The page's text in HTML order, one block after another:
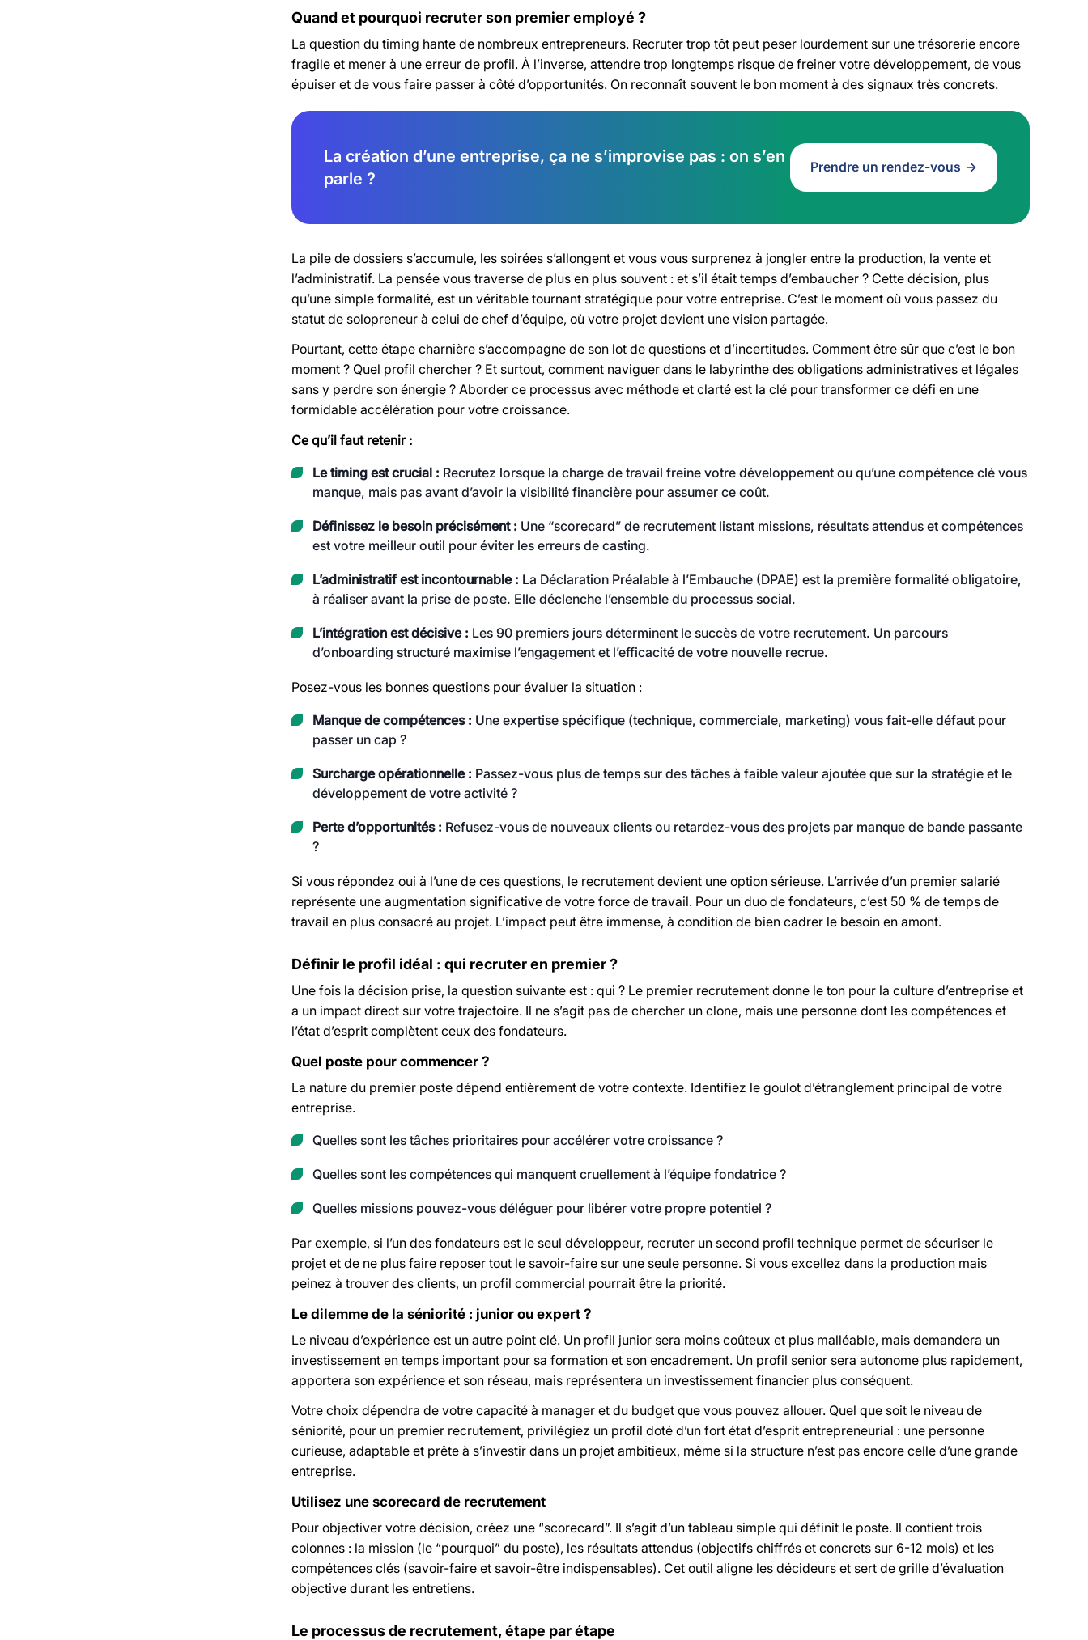
Quand et pourquoi recruter son premier employé ?
La question du timing hante de nombreux entrepreneurs. Recruter trop tôt peut peser lourdement sur une trésorerie encore
fragile et mener à une erreur de profil. À l’inverse, attendre trop longtemps risque de freiner votre développement, de vous
épuiser et de vous faire passer à côté d’opportunités. On reconnaît souvent le bon moment à des signaux très concrets.
La création d’une entreprise, ça ne s’improvise pas : on s’en
parle ?
Prendre un rendez-vous
La pile de dossiers s’accumule, les soirées s’allongent et vous vous surprenez à jongler entre la production, la vente et
l’administratif. La pensée vous traverse de plus en plus souvent : et s’il était temps d’embaucher ? Cette décision, plus
qu’une simple formalité, est un véritable tournant stratégique pour votre entreprise. C’est le moment où vous passez du
statut de solopreneur à celui de chef d’équipe, où votre projet devient une vision partagée.
Pourtant, cette étape charnière s’accompagne de son lot de questions et d’incertitudes. Comment être sûr que c’est le bon
moment ? Quel profil chercher ? Et surtout, comment naviguer dans le labyrinthe des obligations administratives et légales
sans y perdre son énergie ? Aborder ce processus avec méthode et clarté est la clé pour transformer ce défi en une
formidable accélération pour votre croissance.
Ce qu’il faut retenir :
Le timing est crucial : Recrutez lorsque la charge de travail freine votre développement ou qu’une compétence clé vous
manque, mais pas avant d’avoir la visibilité financière pour assumer ce coût.
Définissez le besoin précisément : Une “scorecard” de recrutement listant missions, résultats attendus et compétences
est votre meilleur outil pour éviter les erreurs de casting.
L’administratif est incontournable : La Déclaration Préalable à l’Embauche (DPAE) est la première formalité obligatoire,
à réaliser avant la prise de poste. Elle déclenche l’ensemble du processus social.
L’intégration est décisive : Les 90 premiers jours déterminent le succès de votre recrutement. Un parcours
d’onboarding structuré maximise l’engagement et l’efficacité de votre nouvelle recrue.
Posez-vous les bonnes questions pour évaluer la situation :
Manque de compétences : Une expertise spécifique (technique, commerciale, marketing) vous fait-elle défaut pour
passer un cap ?
Surcharge opérationnelle : Passez-vous plus de temps sur des tâches à faible valeur ajoutée que sur la stratégie et le
développement de votre activité ?
Perte d’opportunités : Refusez-vous de nouveaux clients ou retardez-vous des projets par manque de bande passante
?
Si vous répondez oui à l’une de ces questions, le recrutement devient une option sérieuse. L’arrivée d’un premier salarié
représente une augmentation significative de votre force de travail. Pour un duo de fondateurs, c’est 50 % de temps de
travail en plus consacré au projet. L’impact peut être immense, à condition de bien cadrer le besoin en amont.
Définir le profil idéal : qui recruter en premier ?
Une fois la décision prise, la question suivante est : qui ? Le premier recrutement donne le ton pour la culture d’entreprise et
a un impact direct sur votre trajectoire. Il ne s’agit pas de chercher un clone, mais une personne dont les compétences et
l’état d’esprit complètent ceux des fondateurs.
Quel poste pour commencer ?
La nature du premier poste dépend entièrement de votre contexte. Identifiez le goulot d’étranglement principal de votre
entreprise.
Quelles sont les tâches prioritaires pour accélérer votre croissance ?
Quelles sont les compétences qui manquent cruellement à l’équipe fondatrice ?
Quelles missions pouvez-vous déléguer pour libérer votre propre potentiel ?
Par exemple, si l’un des fondateurs est le seul développeur, recruter un second profil technique permet de sécuriser le
projet et de ne plus faire reposer tout le savoir-faire sur une seule personne. Si vous excellez dans la production mais
peinez à trouver des clients, un profil commercial pourrait être la priorité.
Le dilemme de la séniorité : junior ou expert ?
Le niveau d’expérience est un autre point clé. Un profil junior sera moins coûteux et plus malléable, mais demandera un
investissement en temps important pour sa formation et son encadrement. Un profil senior sera autonome plus rapidement,
apportera son expérience et son réseau, mais représentera un investissement financier plus conséquent.
Votre choix dépendra de votre capacité à manager et du budget que vous pouvez allouer. Quel que soit le niveau de
séniorité, pour un premier recrutement, privilégiez un profil doté d’un fort état d’esprit entrepreneurial : une personne
curieuse, adaptable et prête à s’investir dans un projet ambitieux, même si la structure n’est pas encore celle d’une grande
entreprise.
Utilisez une scorecard de recrutement
Pour objectiver votre décision, créez une “scorecard”. Il s’agit d’un tableau simple qui définit le poste. Il contient trois
colonnes : la mission (le “pourquoi” du poste), les résultats attendus (objectifs chiffrés et concrets sur 6-12 mois) et les
compétences clés (savoir-faire et savoir-être indispensables). Cet outil aligne les décideurs et sert de grille d’évaluation
objective durant les entretiens.
Le processus de recrutement, étape par étape